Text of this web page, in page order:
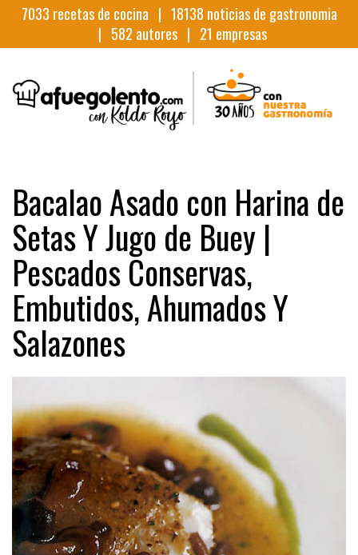
7033 recetas de cocina | 18138 noticias de gastronomia
| 582 autores | 21 empresas
Bacalao Asado con Harina de
Setas Y Jugo de Buey |
Pescados Conservas,
Embutidos, Ahumados Y
Salazones